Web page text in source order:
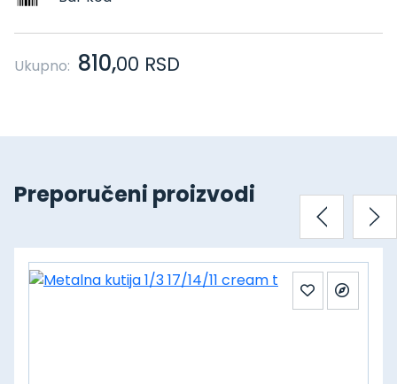
Ukupno: 810,00 RSD
Preporučeni proizvodi